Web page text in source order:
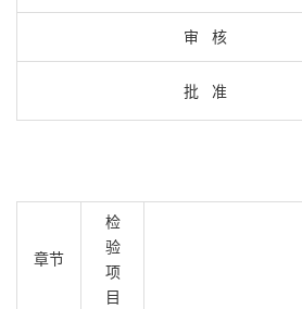
审 核
批 准
章节
检
验
项
目